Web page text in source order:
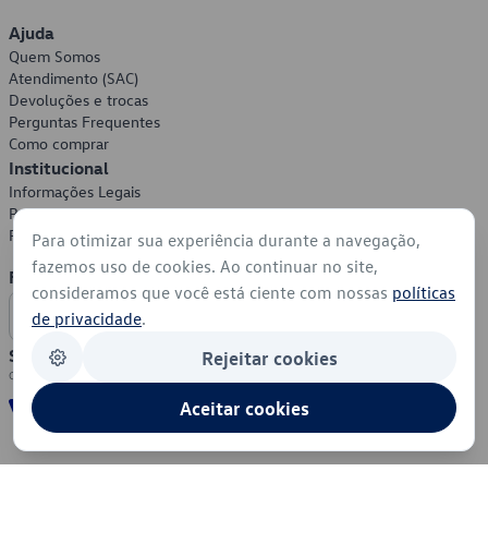
Ajuda
Quem Somos
Atendimento (SAC)
Devoluções e trocas
Perguntas Frequentes
Como comprar
Institucional
Informações Legais
Política de Privacidade
Política de Cookies
Formas de Pagamento
Segurança
Para otimizar sua experiência durante a navegação,
fazemos uso de cookies. Ao continuar no site,
consideramos que você está ciente com nossas políticas
de privacidade.
Rejeitar cookies
Aceitar cookies